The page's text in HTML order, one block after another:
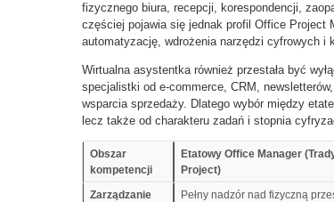
fizycznego biura, recepcji, korespondencji,
częściej pojawia się jednak profil Office Project
automatyzację, wdrożenia narzędzi cyfrowych i
Wirtualna asystentka również przestała być
specjalistki od e-commerce, CRM,
wsparcia sprzedaży. Dlatego wybór między
lecz także od charakteru zadań i stopnia
Obszar
kompetencji
Etatowy Office Manager
Project)
Zarządzanie
Pełny nadzór nad fizyczną